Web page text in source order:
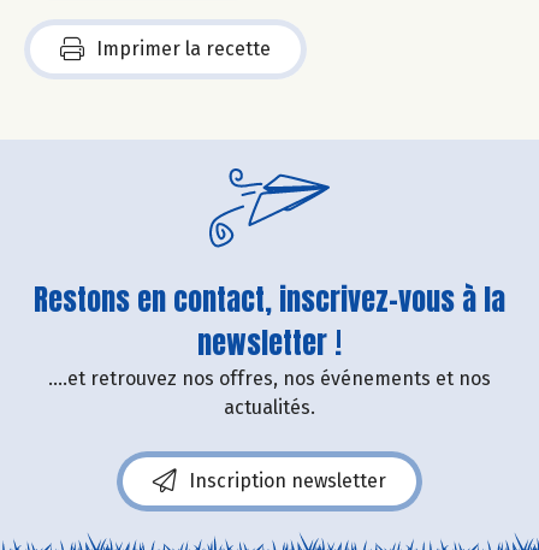
Imprimer la recette
Restons en contact, inscrivez-vous à la
newsletter !
....et retrouvez nos offres, nos événements et nos
actualités.
Inscription newsletter